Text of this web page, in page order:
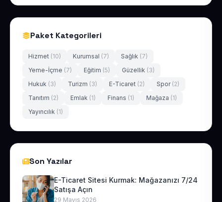
Paket Kategorileri
Hizmet (10) Kurumsal (7) Sağlık (7)
Yeme-İçme (7) Eğitim (5) Güzellik (3)
Hukuk (3) Turizm (3) E-Ticaret (2) Spor (2)
Tanıtım (2) Emlak (1) Finans (1) Mağaza (1)
Yayıncılık (1)
Son Yazılar
E-Ticaret Sitesi Kurmak: Mağazanızı 7/24
Satışa Açın
29 Mayıs 2026